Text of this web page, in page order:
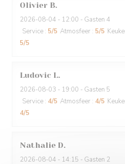
Olivier B
2026-08-04 - 12:00 - Gasten 4
Service : 5/5 Atmosfeer : 5/5
5/5
Ludovic L
2026-08-03 - 19:00 - Gasten 5
Service : 4/5 Atmosfeer : 4/5
4/5
Nathalie D
2026-08-04 - 14:15 - Gasten 2